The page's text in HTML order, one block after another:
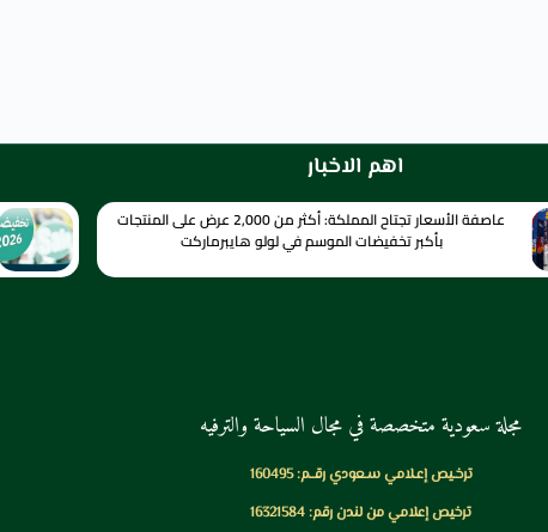
اهم الاخبار
عاصفة الأسعار تجتاح المملكة: أكثر من 2,000 عرض على المنتجات
بأكبر تخفيضات الموسم في لولو هايبرماركت
مجلة سعودية متخصصة في مجال السياحة والترفيه
ترخـيص إعـلامي سـعودي رقــم: 160495
ترخيص إعلامي من لندن رقم: 16321584